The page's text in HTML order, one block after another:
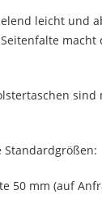
leicht und
macht
50 mm (auf